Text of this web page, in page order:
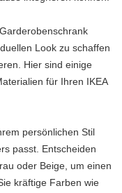
Look zu schaffen
Hier sind einige
für Ihren IKEA
persönlichen Stil
passt. Entscheiden
oder Beige, um einen
kräftige Farben wie